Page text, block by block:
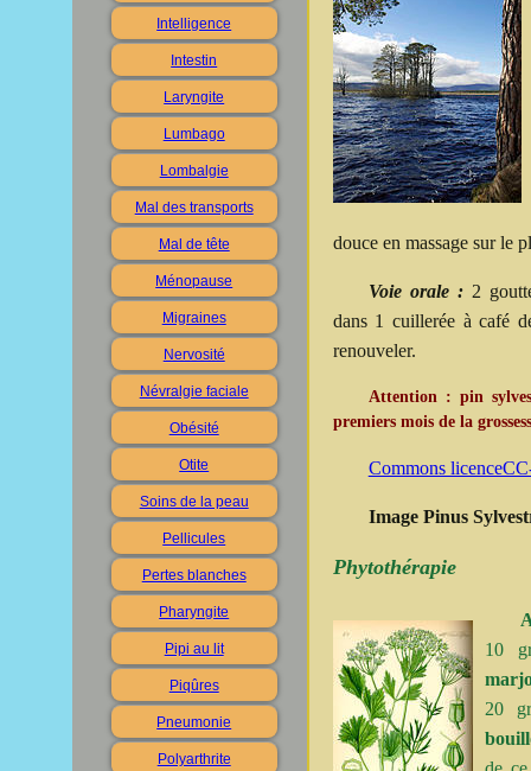
Intelligence
Intestin
Laryngite
Lumbago
Lombalgie
Mal des transports
Mal de tête
Ménopause
Migraines
Nervosité
Névralgie faciale
Obésité
Otite
Soins de la peau
Pellicules
Pertes blanches
Pharyngite
Pipi au lit
Piqûres
Pneumonie
Polyarthrite
douce en massage sur le
Voie orale :2
dans 1 cuillerée à café
renouveler.
Attention : pin
premiers mois de la
Commons
Image Pinus
Phytothérapie
10
20